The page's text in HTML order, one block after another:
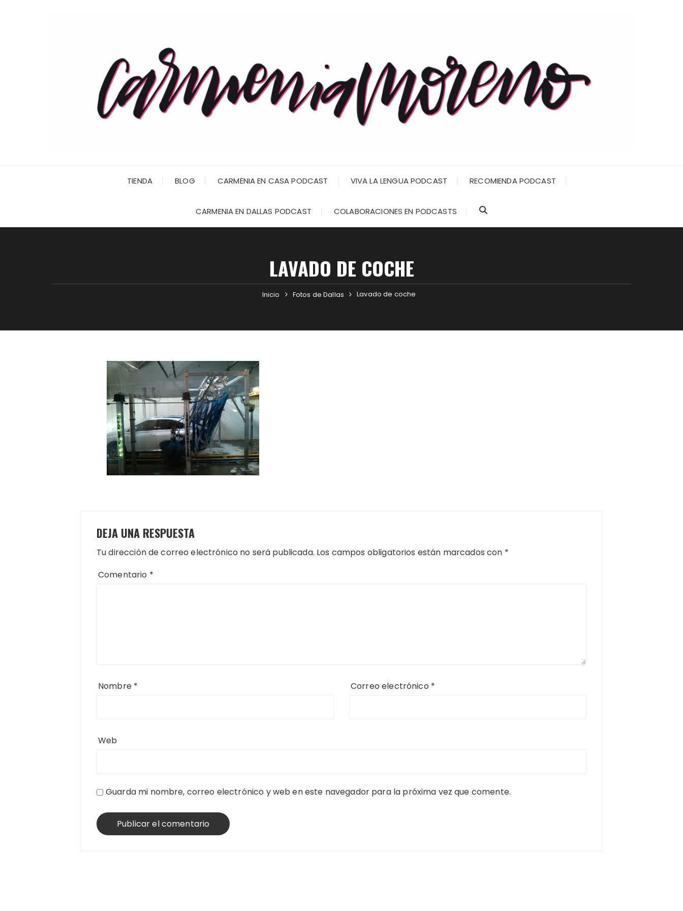
TIENDA BLOG CARMENIA EN CASA PODCAST VIVA LA LENGUA PODCAST RECOMIENDA PODCAST
CARMENIA EN DALLAS PODCAST COLABORACIONES EN PODCASTS
LAVADO DE COCHE
Inicio Fotos de Dallas Lavado de coche
DEJA UNA RESPUESTA
Tu dirección de correo electrónico no será publicada. Los campos obligatorios están marcados con *
Comentario *
Nombre * Correo electrónico *
Web
Guarda mi nombre, correo electrónico y web en este navegador para la próxima vez que comente.